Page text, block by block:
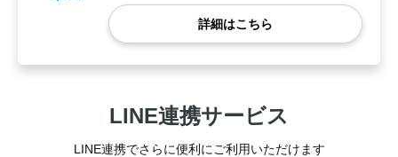
詳細はこちら
LINE連携サービス
LINE連携でさらに便利にご利用いただけます